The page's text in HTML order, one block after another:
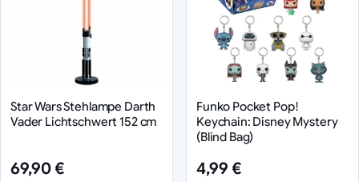
Star Wars Stehlampe Darth
Vader Lichtschwert 152 cm
69,90 €
Funko Pocket Pop!
Keychain: Disney Mystery
(Blind Bag)
4,99 €